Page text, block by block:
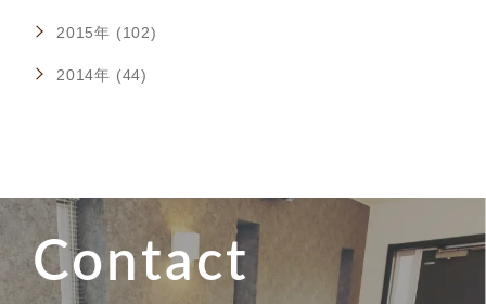
2015年 (102)
2014年 (44)
Contact